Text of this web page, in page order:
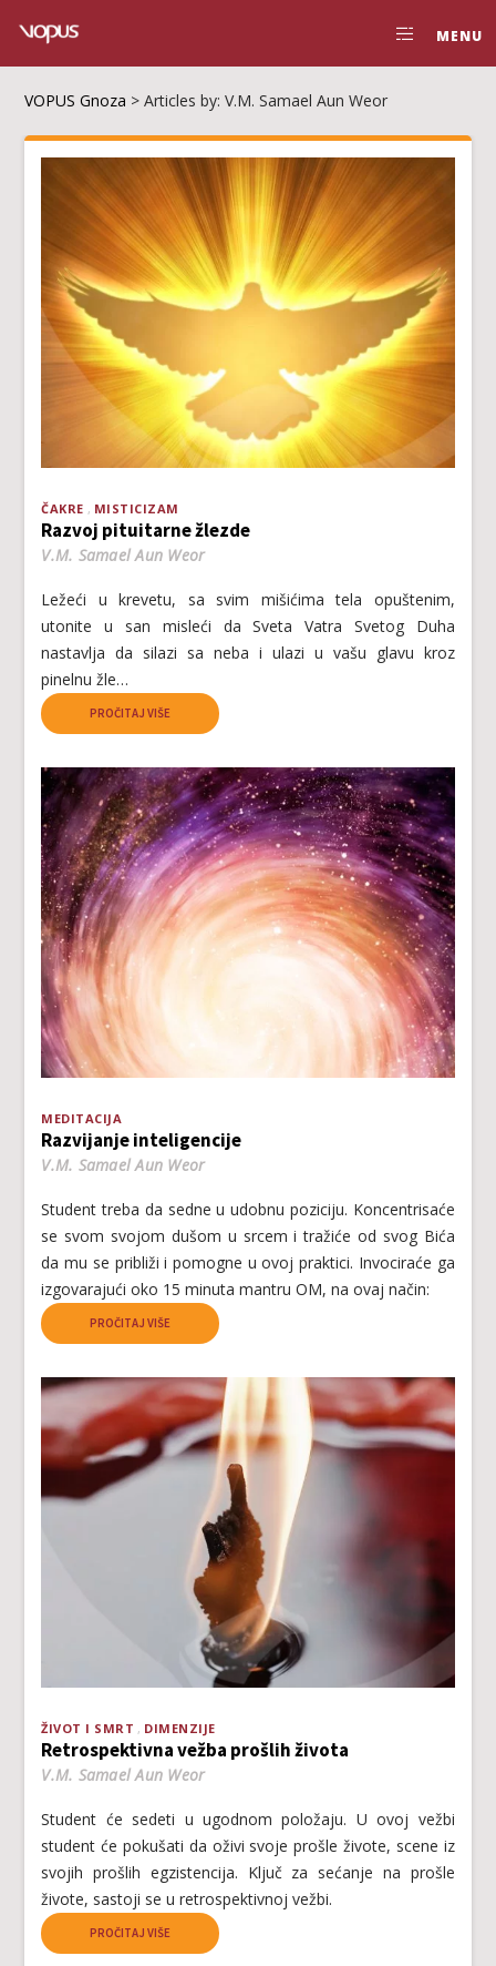
MENU
VOPUS Gnoza >Articles by: V.M. Samael Aun Weor
ČAKRE MISTICIZAM
Razvoj pituitarne žlezde
V.M. Samael Aun Weor
Ležeći u krevetu, sa svim mišićima tela opuštenim,
utonite u san misleći da Sveta Vatra Svetog Duha
nastavlja da silazi sa neba i ulazi u vašu glavu kroz
pinelnu žle…
PROČITAJ VIŠE
MEDITACIJA
Razvijanje inteligencije
V.M. Samael Aun Weor
Student treba da sedne u udobnu poziciju. Koncentrisaće
se svom svojom dušom u srcem i tražiće od svog Bića
da mu se približi i pomogne u ovoj praktici. Invociraće ga
izgovarajući oko 15 minuta mantru OM, na ovaj način:
PROČITAJ VIŠE
ŽIVOT I SMRT DIMENZIJE
Retrospektivna vežba prošlih života
V.M. Samael Aun Weor
Student će sedeti u ugodnom položaju. U ovoj vežbi
student će pokušati da oživi svoje prošle živote, scene iz
svojih prošlih egzistencija. Ključ za sećanje na prošle
živote, sastoji se u retrospektivnoj vežbi.
PROČITAJ VIŠE